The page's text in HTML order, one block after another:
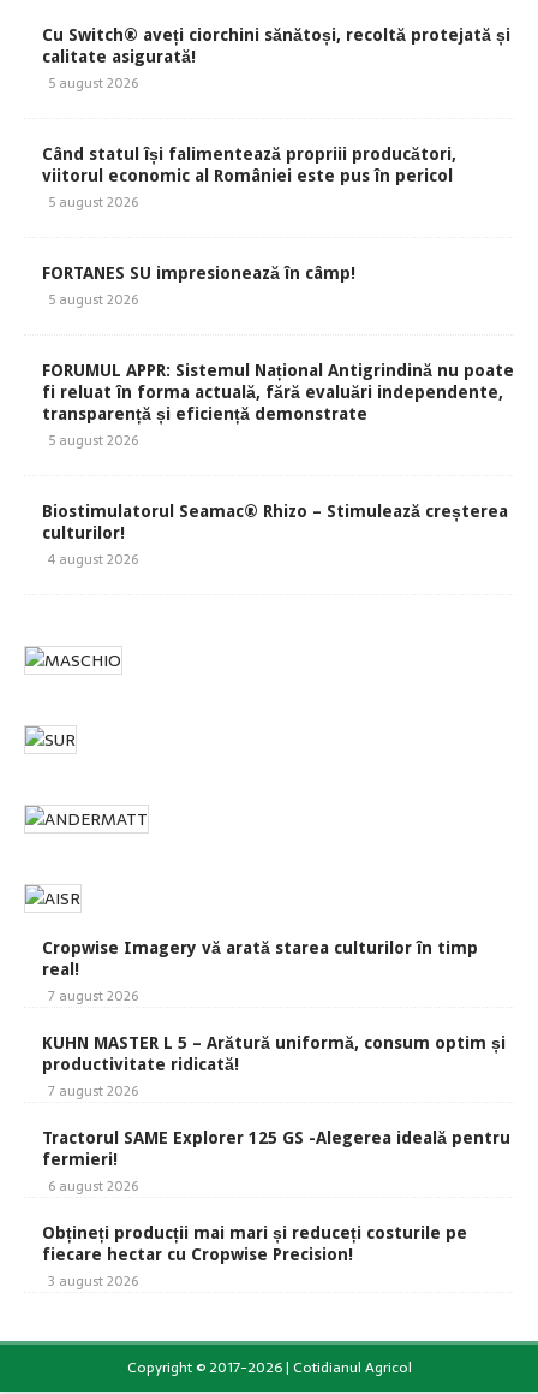
Cu Switch® aveți ciorchini sănătoși, recoltă protejată și
calitate asigurată!
5 august 2026
Când statul își falimentează propriii producători,
viitorul economic al României este pus în pericol
5 august 2026
FORTANES SU impresionează în câmp!
5 august 2026
FORUMUL APPR: Sistemul Național Antigrindină nu poate
fi reluat în forma actuală, fără evaluări independente,
transparență și eficiență demonstrate
5 august 2026
Biostimulatorul Seamac® Rhizo – Stimulează creșterea
culturilor!
4 august 2026
Cropwise Imagery vă arată starea culturilor în timp
real!
7 august 2026
KUHN MASTER L 5 – Arătură uniformă, consum optim și
productivitate ridicată!
7 august 2026
Tractorul SAME Explorer 125 GS -Alegerea ideală pentru
fermieri!
6 august 2026
Obțineți producții mai mari și reduceți costurile pe
fiecare hectar cu Cropwise Precision!
3 august 2026
Copyright © 2017-2026 | Cotidianul Agricol